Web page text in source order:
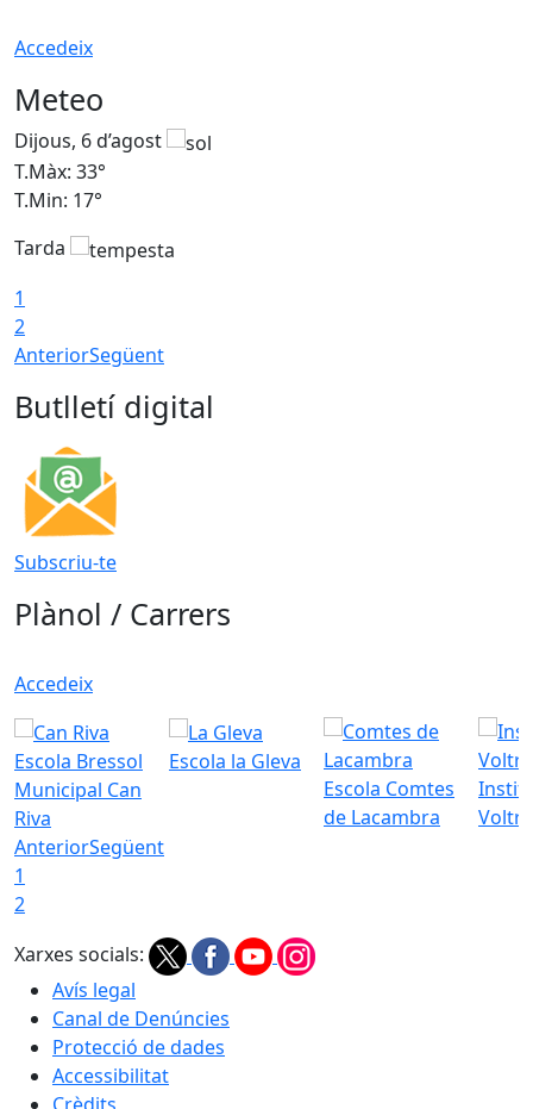
Accedeix
Meteo
Dijous, 6 d’agost
T.Màx: 33°
T.Min: 17°
Tarda
1
2
AnteriorSegüent
Butlletí digital
Subscriu-te
Plànol / Carrers
Accedeix
Escola Bressol
Municipal Can
Riva
Escola la Gleva
Escola Comtes
de Lacambra
AnteriorSegüent
1
2
Xarxes socials:
Avís legal
Canal de Denúncies
Protecció de dades
Accessibilitat